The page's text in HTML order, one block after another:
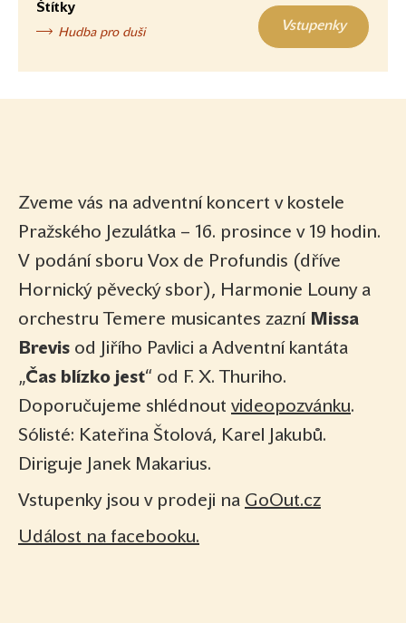
Štítky
Hudba pro duši
Vstupenky
Zveme vás na adventní koncert v kostele
Pražského Jezulátka – 16. prosince v 19 hodin.
V podání sboru Vox de Profundis (dříve
Hornický pěvecký sbor), Harmonie Louny a
orchestru Temere musicantes zazní
Missa
Brevis od Jiřího Pavlici a Adventní kantáta
„Čas blízko jest“ od F. X. Thuriho.
Doporučujeme shlédnout videopozvánku.
Sólisté: Kateřina Štolová, Karel Jakubů.
Diriguje Janek Makarius.
Vstupenky jsou v prodeji na GoOut.cz
Událost na facebooku.